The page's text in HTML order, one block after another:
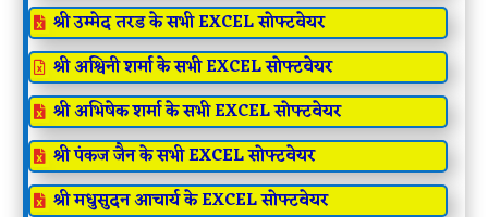
 श्री उम्मेद तरड के सभी EXCEL सोफ्टवेयर
 श्री अश्विनी शर्मा के सभी EXCEL सोफ्टवेयर
 श्री अभिषेक शर्मा के सभी EXCEL सोफ्टवेयर
 श्री पंकज जैन के सभी EXCEL सोफ्टवेयर
 श्री मधुसुदन आचार्य के EXCEL सोफ्टवेयर